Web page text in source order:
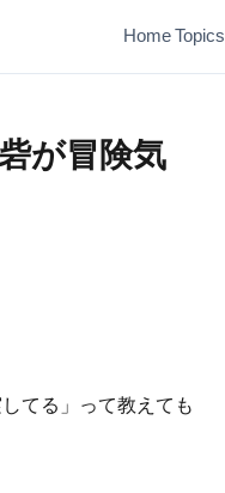
HomeTopics
が冒険気
てる」って教えても